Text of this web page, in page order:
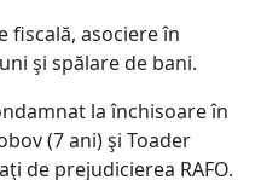
fiscală, asociere în
şi spălare de bani.
la închisoare în
(7 ani) şi Toader
de prejudicierea RAFO.